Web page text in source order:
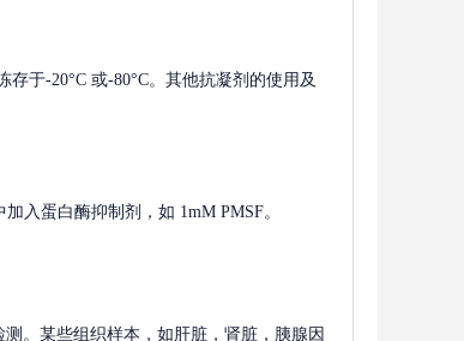
于-20°C 或-80°C。其他抗凝剂的使用及
入蛋白酶抑制剂，如 1mM PMSF。
。某些组织样本，如肝脏，肾脏，胰腺因